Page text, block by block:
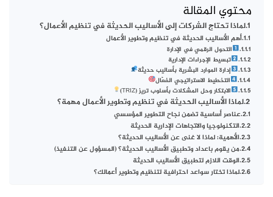
محتوي المقالة
لماذا تحتاج الشركات إلى الأساليب الحديثة في تنظيم الأعمال؟
أهم الأساليب الحديثة في تنظيم وتطوير الأعمال
التحول الرقمي في الإدارة
تبسيط الإجراءات الإدارية
إدارة الموارد البشرية بأساليب حديثة
التخطيط الاستراتيجي الفعّال
الابتكار وحل المشكلات بأسلوب تريز (TRIZ)
لماذا الأساليب الحديثة في تنظيم وتطوير الأعمال مهمة؟
عناصر أساسية تضمن نجاح التطوير المؤسسي
التكنولوجيا والاتجاهات الإدارية الحديثة
الأهمية: لماذا لا غنى عن الأساليب الحديثة؟
من يقوم باعداد وتطبيق الأساليب الحديثة؟ (المسؤول عن التنفيذ)
الوقت اللازم لتطبيق الأساليب الحديثة
لماذا تختار سواعد احترافية لتنظيم وتطوير أعمالك؟